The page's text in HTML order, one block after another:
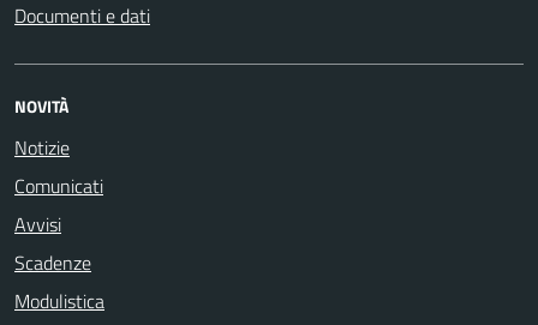
Documenti e dati
NOVITÀ
Notizie
Comunicati
Avvisi
Scadenze
Modulistica